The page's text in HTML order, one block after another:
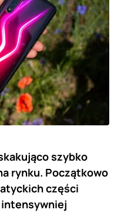
szybko
rynku. Początkowo
części
intensywniej